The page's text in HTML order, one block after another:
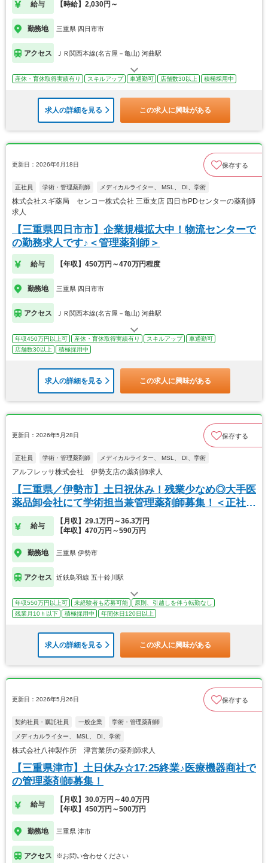
給与 【時給】2,030円～
勤務地 三重県 四日市市
アクセス ＪＲ関西本線(名古屋－亀山) 河曲駅
産休・育休取得実績有り スキルアップ 車通勤可 店舗数30以上 積極採用中
求人の詳細を見る この求人に興味がある
更新日：2026年6月18日 保存する
正社員 学術・管理薬剤師 メディカルライター、 MSL、 DI、学術
株式会社スギ薬局 センコー株式会社 三重支店 四日市PDセンターの薬剤師
求人
【三重県四日市市】企業規模拡大中！物流センターで
の勤務求人です♪＜管理薬剤師＞
給与 【年収】450万円～470万円程度
勤務地 三重県 四日市市
アクセス ＪＲ関西本線(名古屋－亀山) 河曲駅
年収450万円以上可 産休・育休取得実績有り スキルアップ
車通勤可
店舗数30以上
積極採用中
求人の詳細を見る この求人に興味がある
更新日：2026年5月28日 保存する
正社員 学術・管理薬剤師 メディカルライター、 MSL、 DI、学術
アルフレッサ株式会社 伊勢支店の薬剤師求人
【三重県／伊勢市】土日祝休み！残業少なめ◎大手医
薬品卸会社にて学術担当兼管理薬剤師募集！＜正社員
＞
給与
【月収】29.1万円～36.3万円
【年収】470万円～590万円
勤務地 三重県 伊勢市
アクセス 近鉄鳥羽線 五十鈴川駅
年収550万円以上可 未経験者も応募可能
原則、引越しを伴う転勤なし
残業月10ｈ以下
積極採用中 年間休日120日以上
求人の詳細を見る この求人に興味がある
更新日：2026年5月26日 保存する
契約社員・嘱託社員 一般企業 学術・管理薬剤師
メディカルライター、 MSL、 DI、学術
株式会社八神製作所 津営業所の薬剤師求人
【三重県津市】土日休み☆17:25終業♪医療機器商社で
の管理薬剤師募集！
給与
【月収】30.0万円～40.0万円
【年収】450万円～500万円
勤務地 三重県 津市
アクセス ※お問い合わせください